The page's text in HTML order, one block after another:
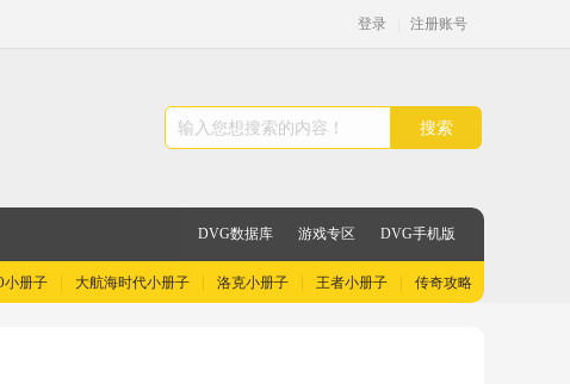
登录 注册账号
搜索
DVG数据库 游戏专区 DVG手机版
小册子 大航海时代小册子 洛克小册子 王者小册子 传奇攻略